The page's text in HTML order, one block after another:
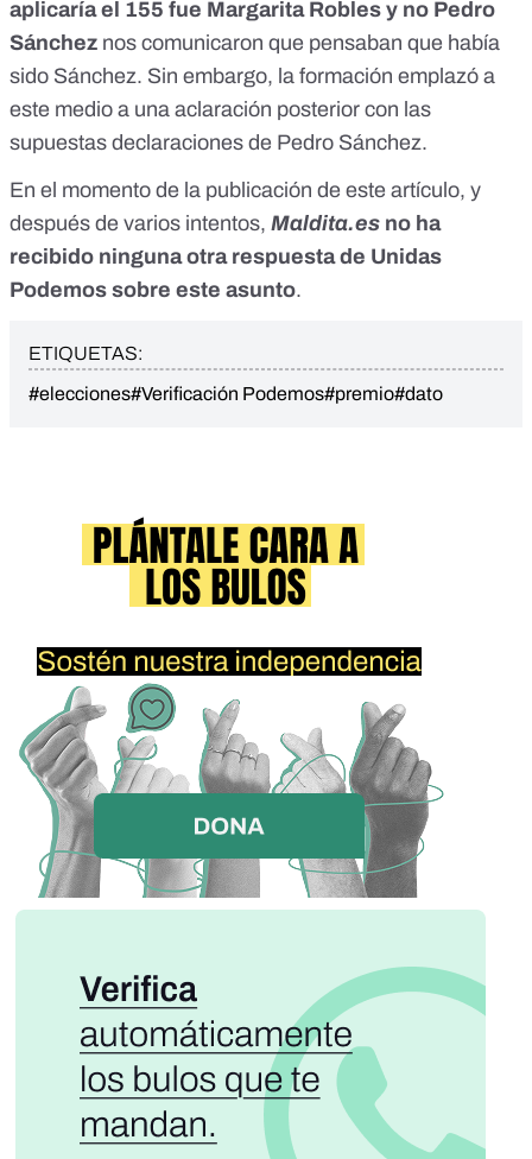
aplicaría el 155 fue Margarita Robles y no Pedro
Sánchez nos comunicaron que pensaban que había
sido Sánchez. Sin embargo, la formación emplazó a
este medio a una aclaración posterior con las
supuestas declaraciones de Pedro Sánchez.
En el momento de la publicación de este artículo, y
después de varios intentos, Maldita.es no ha
recibido ninguna otra respuesta de Unidas
Podemos sobre este asunto.
ETIQUETAS:
#elecciones#Verificación Podemos#premio#dato